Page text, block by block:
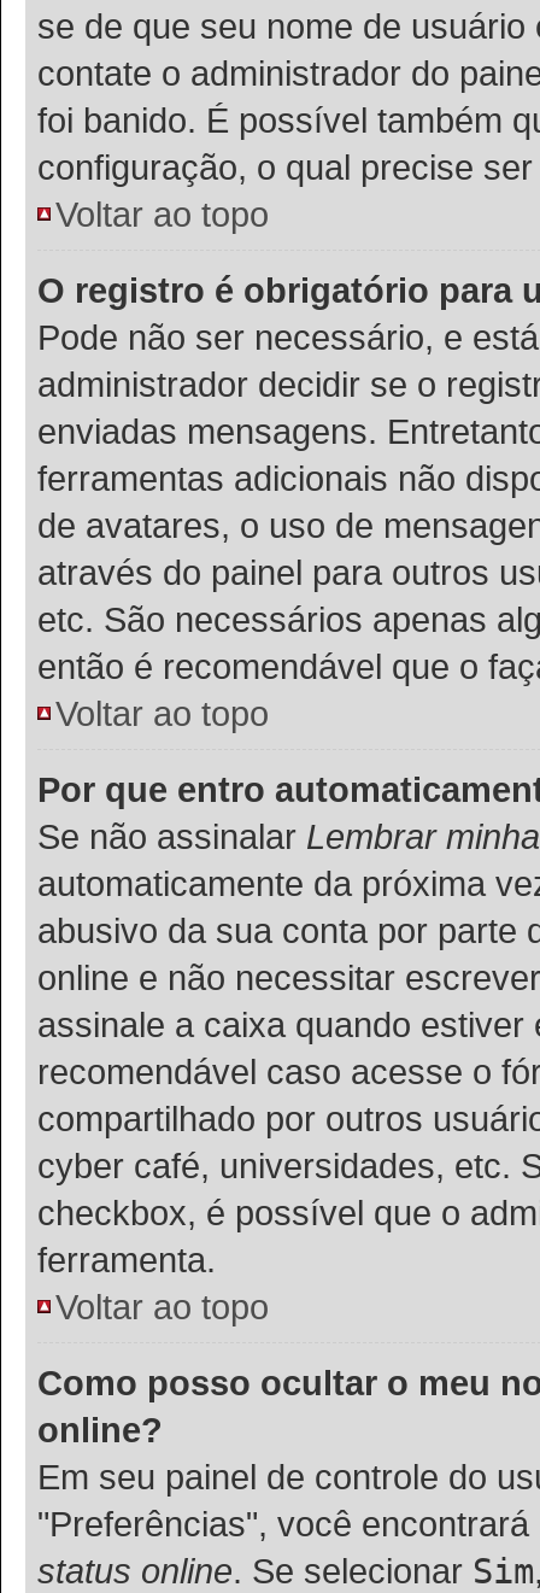
se de que seu nome de
contate o administrador do
foi banido. É possível também
configuração, o qual precise
Voltar ao topo
O registro é obrigatório para
Pode não ser necessário, e
administrador decidir se o
enviadas mensagens.
ferramentas adicionais não
de avatares, o uso de
através do painel para outros
etc. São necessários apenas
então é recomendável que o
Voltar ao topo
Por que entro
Se não assinalar Lembrar
automaticamente da próxima
abusivo da sua conta por parte
online e não necessitar
assinale a caixa quando
recomendável caso acesse o
compartilhado por outros
cyber café, universidades, etc.
checkbox, é possível que o
ferramenta.
Voltar ao topo
Como posso ocultar o meu
online?
Em seu painel de controle do
"Preferências", você
status online. Se selecionar Sim